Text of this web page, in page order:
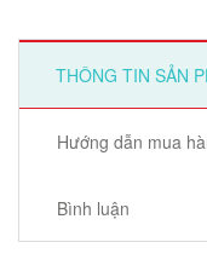
THÔNG TIN SẢN
Hướng dẫn mua
Bình luận